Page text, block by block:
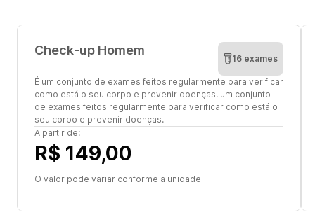
Check-up Homem
16 exames
É um conjunto de exames feitos regularmente para verificar
como está o seu corpo e prevenir doenças. um conjunto
de exames feitos regularmente para verificar como está o
seu corpo e prevenir doenças.
A partir de:
R$ 149,00
O valor pode variar conforme a unidade